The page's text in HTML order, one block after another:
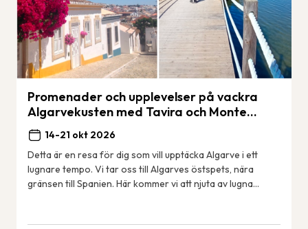
Promenader och upplevelser på vackra
Algarvekusten med Tavira och Monte
Gordo.14-21 okt 2026
Detta är en resa för dig som vill upptäcka Algarve i ett
lugnare tempo. Vi tar oss till Algarves östspets, nära
gränsen till Spanien. Här kommer vi att njuta av lugna